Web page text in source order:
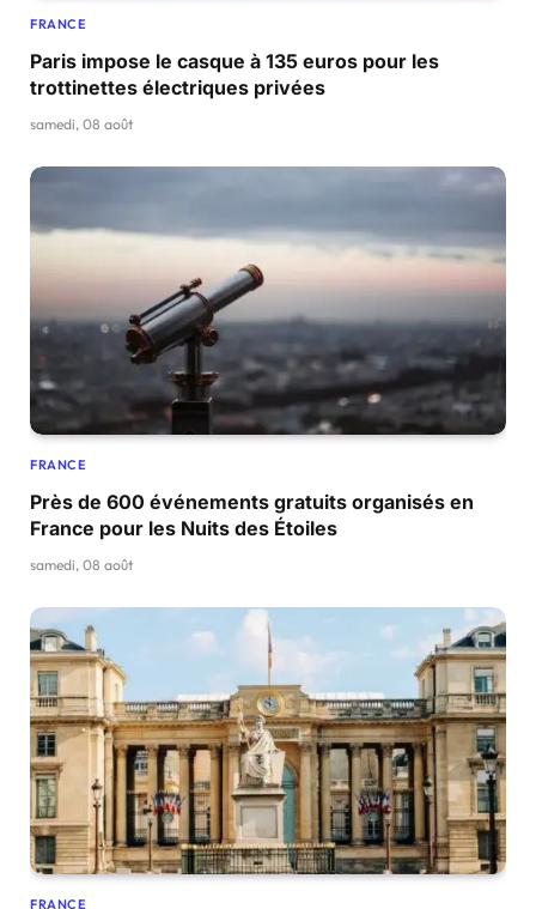
FRANCE
Paris impose le casque à 135 euros pour les
trottinettes électriques privées
samedi, 08 août
FRANCE
Près de 600 événements gratuits organisés en
France pour les Nuits des Étoiles
samedi, 08 août
FRANCE